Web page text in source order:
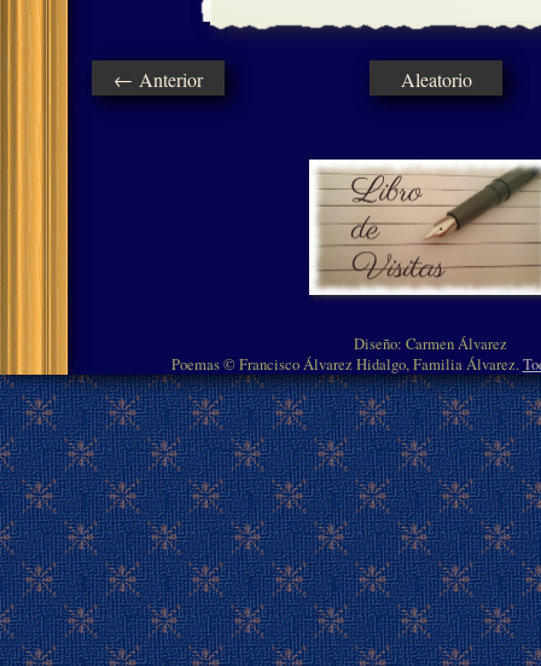
← Anterior Aleatorio
Diseño: Carmen Álvarez
Poemas © Francisco Álvarez Hidalgo, Familia Álvarez.